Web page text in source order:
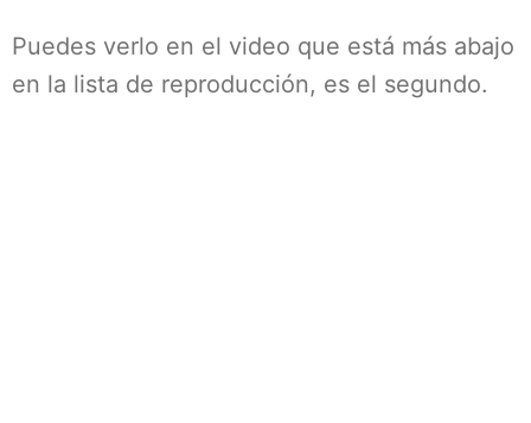
Puedes verlo en el video que está más abajo
en la lista de reproducción, es el segundo.